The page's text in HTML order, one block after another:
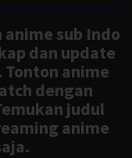
sub Indo
dan update
anime
dengan
judul
anime